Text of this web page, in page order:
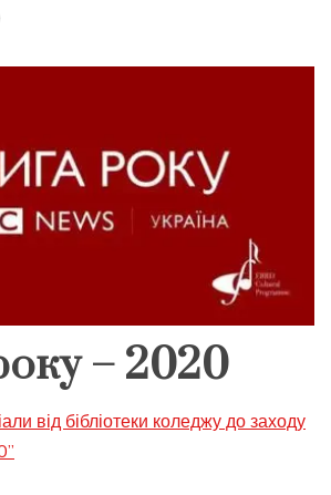
– 2020
від бібліотеки коледжу до заходу